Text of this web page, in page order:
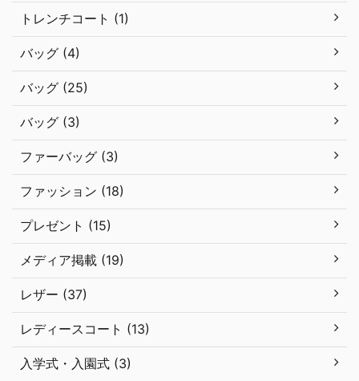
トレンチコート (1)
バッグ (4)
バッグ (25)
バッグ (3)
ファーバッグ (3)
ファッション (18)
プレゼント (15)
メディア掲載 (19)
レザー (37)
レディースコート (13)
入学式・入園式 (3)